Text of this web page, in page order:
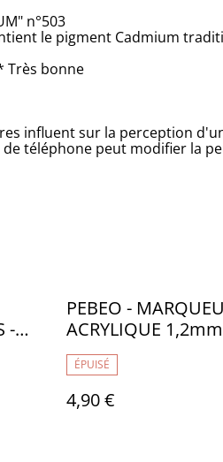
n°503
le pigment Cadmium
Très bonne
influent sur la perception
téléphone peut modifier la
-
PEBEO -
ACRYLIQUE
PB006436
ÉPUISÉ
4,90 €